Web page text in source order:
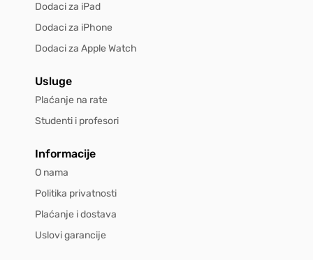
Dodaci za iPad
Dodaci za iPhone
Dodaci za Apple Watch
Usluge
Plaćanje na rate
Studenti i profesori
Informacije
O nama
Politika privatnosti
Plaćanje i dostava
Uslovi garancije